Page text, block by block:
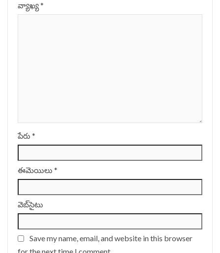
వ్యాఖ్య*
పేరు *
ఈమెయిలు *
వెబ్‌సైటు
Save my name, email, and website in this browser